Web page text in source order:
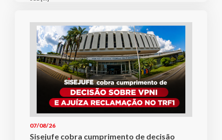
07/08/26
Sisejufe cobra cumprimento de decisão